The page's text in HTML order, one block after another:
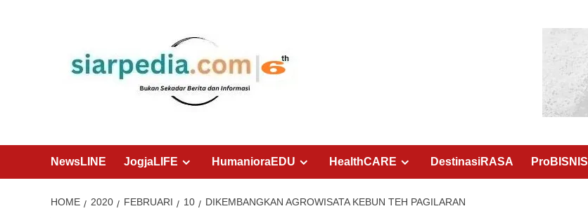
NewsLINE JogjaLIFE HumanioraEDU HealthCARE DestinasiRASA ProBISNIS
HOME 2020 FEBRUARI 10 DIKEMBANGKAN AGROWISATA KEBUN TEH PAGILARAN